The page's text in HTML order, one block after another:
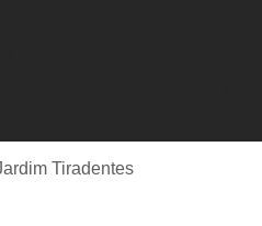
Transportadora
Tiradentes